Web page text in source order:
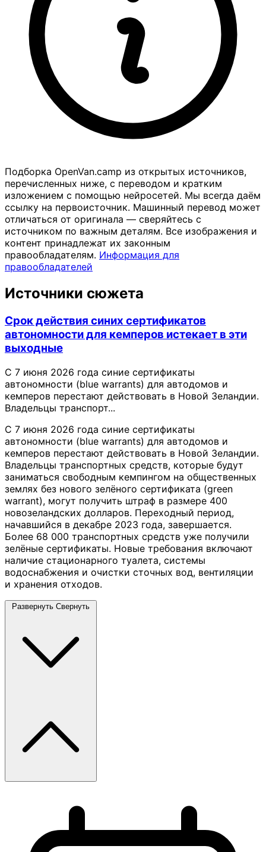
Подборка OpenVan.camp из открытых источников,
перечисленных ниже, с переводом и кратким
изложением с помощью нейросетей. Мы всегда даём
ссылку на первоисточник. Машинный перевод может
отличаться от оригинала — сверяйтесь с
источником по важным деталям. Все изображения и
контент принадлежат их законным
правообладателям. Информация для
правообладателей
Источники сюжета
Срок действия синих сертификатов
автономности для кемперов истекает в эти
выходные
С 7 июня 2026 года синие сертификаты
автономности (blue warrants) для автодомов и
кемперов перестают действовать в Новой Зеландии.
Владельцы транспорт...
С 7 июня 2026 года синие сертификаты
автономности (blue warrants) для автодомов и
кемперов перестают действовать в Новой Зеландии.
Владельцы транспортных средств, которые будут
заниматься свободным кемпингом на общественных
землях без нового зелёного сертификата (green
warrant), могут получить штраф в размере 400
новозеландских долларов. Переходный период,
начавшийся в декабре 2023 года, завершается.
Более 68 000 транспортных средств уже получили
зелёные сертификаты. Новые требования включают
наличие стационарного туалета, системы
водоснабжения и очистки сточных вод, вентиляции
и хранения отходов.
Развернуть Свернуть